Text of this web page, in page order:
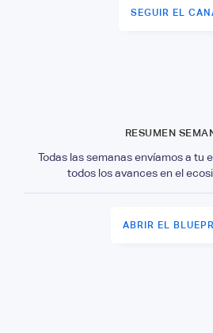
SEGUIR EL
RESUMEN
Todas las semanas envíamos a tu
todos los avances en el
ABRIR EL